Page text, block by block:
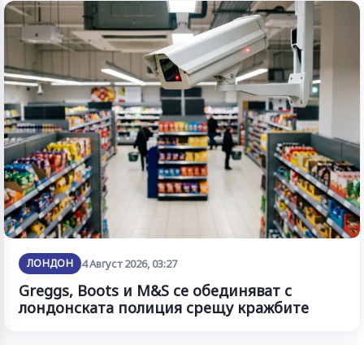
ЛОНДОН 4 Август 2026, 03:27
Greggs, Boots и M&S се обединяват с
лондонската полиция срещу кражбите